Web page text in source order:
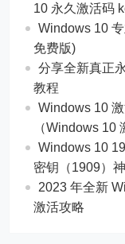
10 永久激活码
Windows 10
免费版)
分享全新真正
教程
Windows 10
（Windows 10
Windows 10
密钥（1909）
2023 年全新
激活攻略